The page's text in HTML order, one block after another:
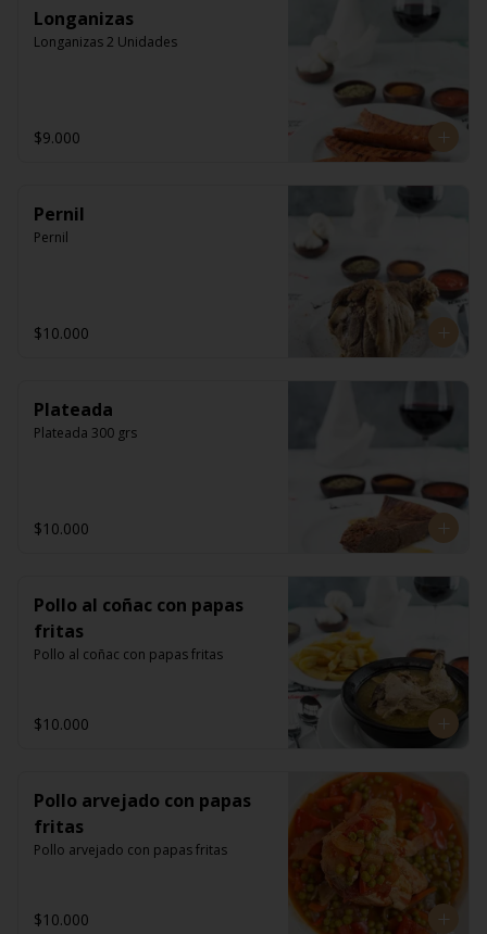
Longanizas
Longanizas 2 Unidades
$9.000
Pernil
Pernil
$10.000
Plateada
Plateada 300 grs
$10.000
Pollo al coñac con papas
fritas
Pollo al coñac con papas fritas
$10.000
Pollo arvejado con papas
fritas
Pollo arvejado con papas fritas
$10.000